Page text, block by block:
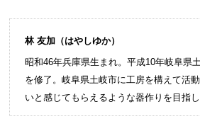
林 友加（はやしゆか）
昭和46年兵庫県生まれ。平成10年岐阜県
を修了。岐阜県土岐市に工房を構えて活
いと感じてもらえるような器作りを目指し